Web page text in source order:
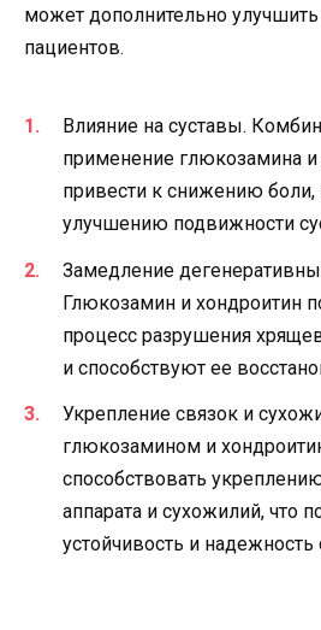
может дополнительно
пациентов.
Влияние на суставы.
применение глюкозамина
привести к снижению боли,
улучшению подвижности
Замедление
Глюкозамин и хондроитин
процесс разрушения
и способствуют ее
Укрепление связок и
глюкозамином и
способствовать
аппарата и сухожилий, что
устойчивость и надежность